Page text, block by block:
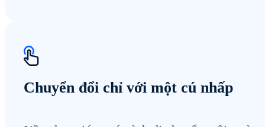
Chuyển đổi chỉ với một cú nhấp